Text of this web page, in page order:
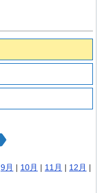
9月 | 10月 | 11月 | 12月 |